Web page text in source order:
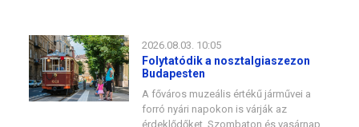
2026.08.03. 10:05
Folytatódik a nosztalgiaszezon
Budapesten
A főváros muzeális értékű járművei a
forró nyári napokon is várják az
érdeklődőket. Szombaton és vasárnap